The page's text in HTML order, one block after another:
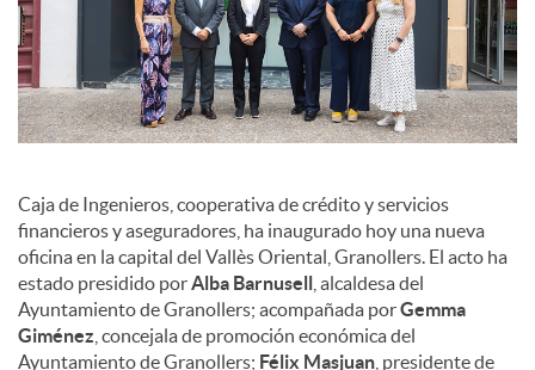
Caja de Ingenieros, cooperativa de crédito y servicios
financieros y aseguradores, ha inaugurado hoy una nueva
oficina en la capital del Vallès Oriental, Granollers. El acto ha
estado presidido porAlba Barnusell
, alcaldesa del
Ayuntamiento de Granollers; acompañada porGemma
Giménez , concejala de promoción económica del
Ayuntamiento de Granollers; Félix Masjuan , presidente de